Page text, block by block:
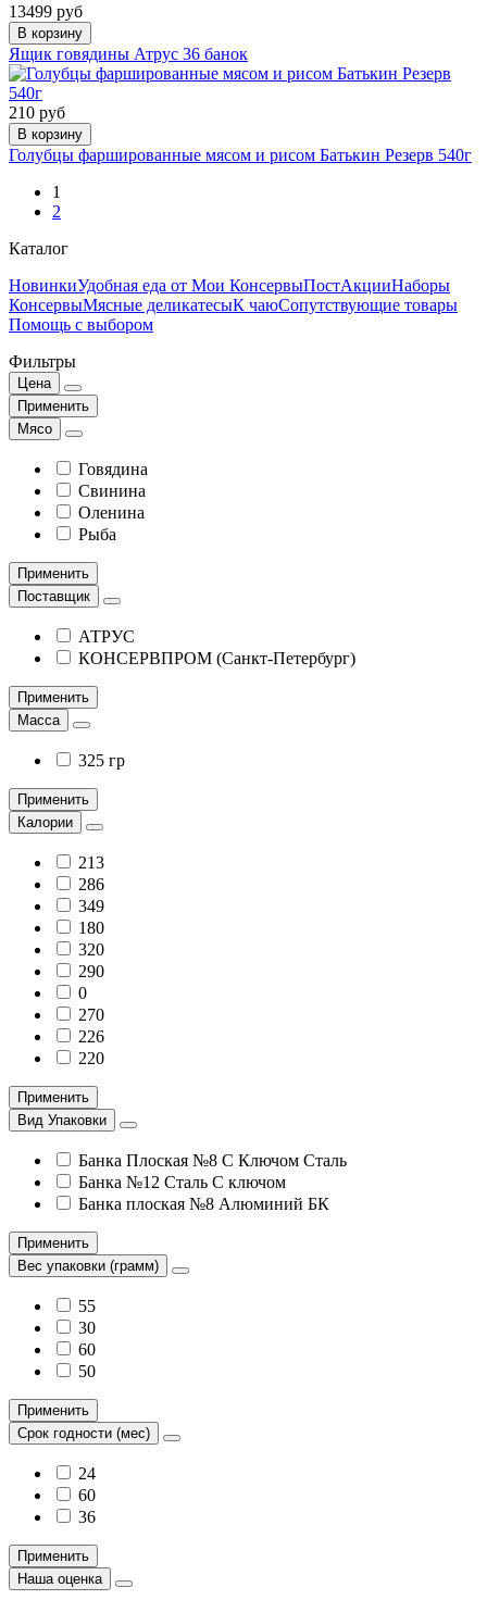
13499 руб
В корзину
Ящик говядины Атрус 36 банок
210 руб
В корзину
Голубцы фаршированные мясом и рисом Батькин Резерв 540г
1
2
Каталог
НовинкиУдобная еда от Мои КонсервыПостАкцииНаборы
КонсервыМясные деликатесыК чаюСопутствующие товары
Помощь с выбором
Фильтры
Цена
Применить
Мясо
Говядина
Свинина
Оленина
Рыба
Применить
Поставщик
АТРУС
КОНСЕРВПРОМ (Санкт-Петербург)
Применить
Масса
325 гр
Применить
Калории
213
286
349
180
320
290
0
270
226
220
Применить
Вид Упаковки
Банка Плоская №8 С Ключом Сталь
Банка №12 Сталь С ключом
Банка плоская №8 Алюминий БК
Применить
Вес упаковки (грамм)
55
30
60
50
Применить
Срок годности (мес)
24
60
36
Применить
Наша оценка